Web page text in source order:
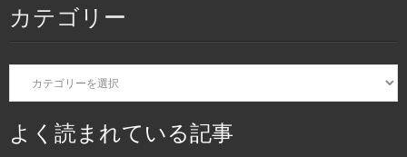
カテゴリー
カ
ゴ
リ
ー
よく読まれている記事